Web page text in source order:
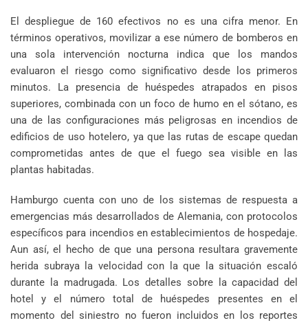
El despliegue de 160 efectivos no es una cifra menor. En
términos operativos, movilizar a ese número de bomberos en
una sola intervención nocturna indica que los mandos
evaluaron el riesgo como significativo desde los primeros
minutos. La presencia de huéspedes atrapados en pisos
superiores, combinada con un foco de humo en el sótano, es
una de las configuraciones más peligrosas en incendios de
edificios de uso hotelero, ya que las rutas de escape quedan
comprometidas antes de que el fuego sea visible en las
plantas habitadas.
Hamburgo cuenta con uno de los sistemas de respuesta a
emergencias más desarrollados de Alemania, con protocolos
específicos para incendios en establecimientos de hospedaje.
Aun así, el hecho de que una persona resultara gravemente
herida subraya la velocidad con la que la situación escaló
durante la madrugada. Los detalles sobre la capacidad del
hotel y el número total de huéspedes presentes en el
momento del siniestro no fueron incluidos en los reportes